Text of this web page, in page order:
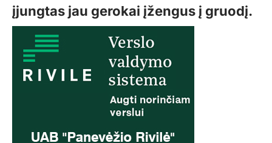
įjungtas jau gerokai įžengus į gruodį.